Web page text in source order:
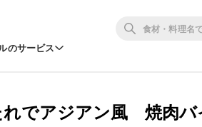
のサービス
れでアジアン風 焼肉バ